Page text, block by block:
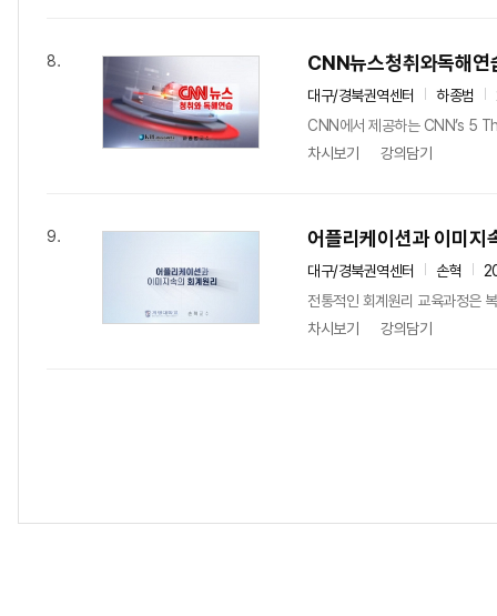
8. CNN뉴스청취와독해연
대구/경북권역센터 하종범
CNN에서 제공하는 CNN’s 5
차시보기
강의담기
9. 어플리케이션과 이미지
대구/경북권역센터 손혁
전통적인 회계원리 교육과정은
차시보기
강의담기